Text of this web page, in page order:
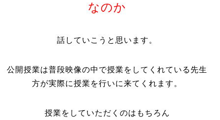
なのか
話していこうと思います。
公開授業は普段映像の中で授業をしてくれている先生
方が実際に授業を行いに来てくれます。
授業をしていただくのはもちろん